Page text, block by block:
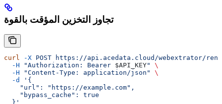
تجاوز التخزين المؤقت بالقوة
curl -X POST https://api.acedata.cloud/webextrator/
  -H
"Authorization: Bearer $API_KEY"
\
  -H
"Content-Type: application/json"
\
  -d
'{
    "url": "https://example.com",
    "bypass_cache": true
  }'